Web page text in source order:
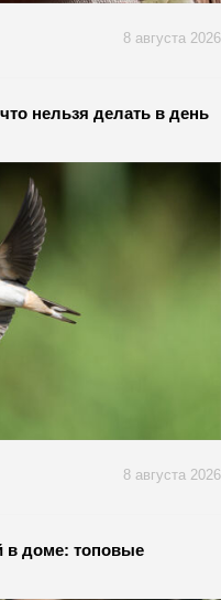
8 августа 2026
нельзя делать в день
8 августа 2026
в доме: топовые